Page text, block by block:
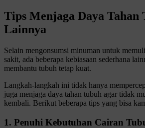
Tips Menjaga Daya Tahan
Lainnya
Selain mengonsumsi minuman untuk
sakit, ada beberapa kebiasaan sederhana
membantu tubuh tetap kuat.
Langkah-langkah ini tidak hanya
juga menjaga daya tahan tubuh agar tidak
kembali. Berikut beberapa tips yang bisa
1. Penuhi Kebutuhan Cairan